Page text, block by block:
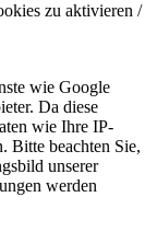
zu aktivieren /
wie Google
Da diese
wie Ihre IP-
Bitte beachten Sie,
unserer
werden